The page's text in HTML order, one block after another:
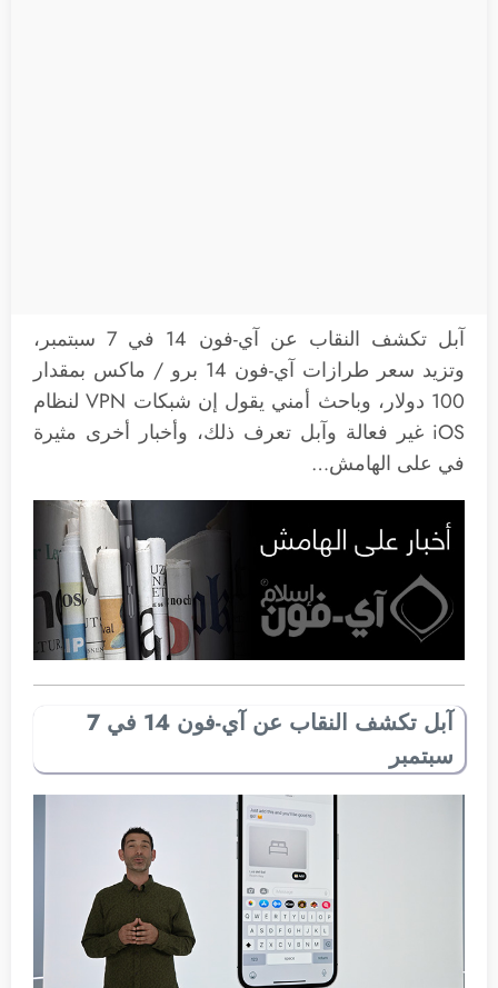
آبل تكشف النقاب عن آي-فون 14 في 7 سبتمبر،
وتزيد سعر طرازات آي-فون 14 برو / ماكس بمقدار
100 دولار، وباحث أمني يقول إن شبكات VPN لنظام
iOS غير فعالة وآبل تعرف ذلك، وأخبار أخرى مثيرة
في على الهامش…
آبل تكشف النقاب عن آي-فون 14 في 7
سبتمبر